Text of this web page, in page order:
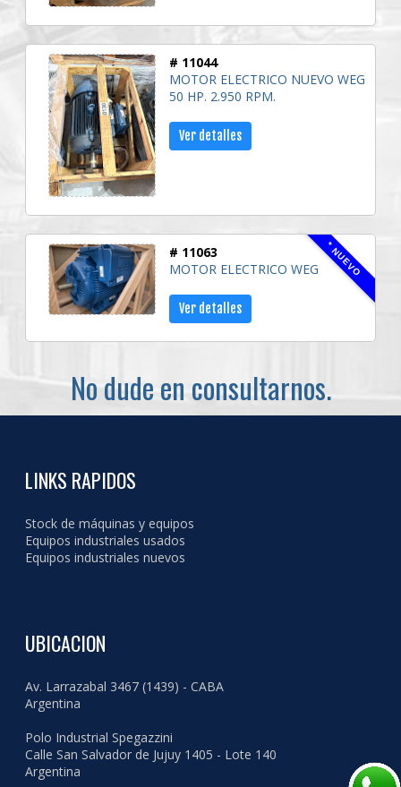
# 11044
MOTOR ELECTRICO NUEVO WEG
50 HP. 2.950 RPM.
Ver detalles
* NUEVO
# 11063
MOTOR ELECTRICO WEG
Ver detalles
No dude en consultarnos.
LINKS RAPIDOS
Stock de máquinas y equipos
Equipos industriales usados
Equipos industriales nuevos
UBICACION
Av. Larrazabal 3467 (1439) - CABA
Argentina
Polo Industrial Spegazzini
Calle San Salvador de Jujuy 1405 - Lote 140
Argentina